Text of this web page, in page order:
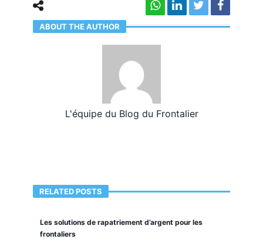
ABOUT THE AUTHOR
L'équipe du Blog du Frontalier
RELATED POSTS
Les solutions de rapatriement d’argent pour les
frontaliers